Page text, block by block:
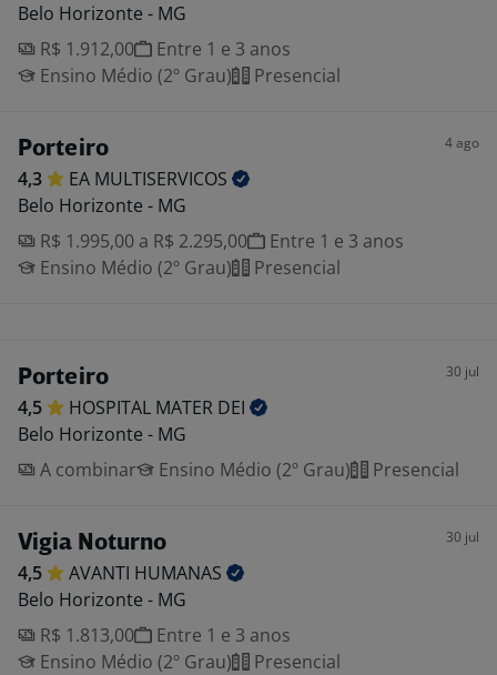
Belo Horizonte - MG
R$ 1.912,00
Entre 1 e 3 anos
Ensino Médio (2º Grau)
Presencial
Porteiro 4 ago
4,3 EA MULTISERVICOS
Belo Horizonte - MG
R$ 1.995,00 a R$ 2.295,00
Entre 1 e 3 anos
Ensino Médio (2º Grau)
Presencial
Porteiro 30 jul
4,5 HOSPITAL MATER DEI
Belo Horizonte - MG
A combinar
Ensino Médio (2º Grau) Presencial
Vigia Noturno 30 jul
4,5 AVANTI HUMANAS
Belo Horizonte - MG
R$ 1.813,00
Entre 1 e 3 anos
Ensino Médio (2º Grau)
Presencial